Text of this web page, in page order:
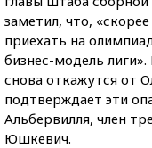
заметил, что,
приехать на
бизнес-модель
снова откажутся от
подтверждает эти
Альбервилля, член
Юшкевич.